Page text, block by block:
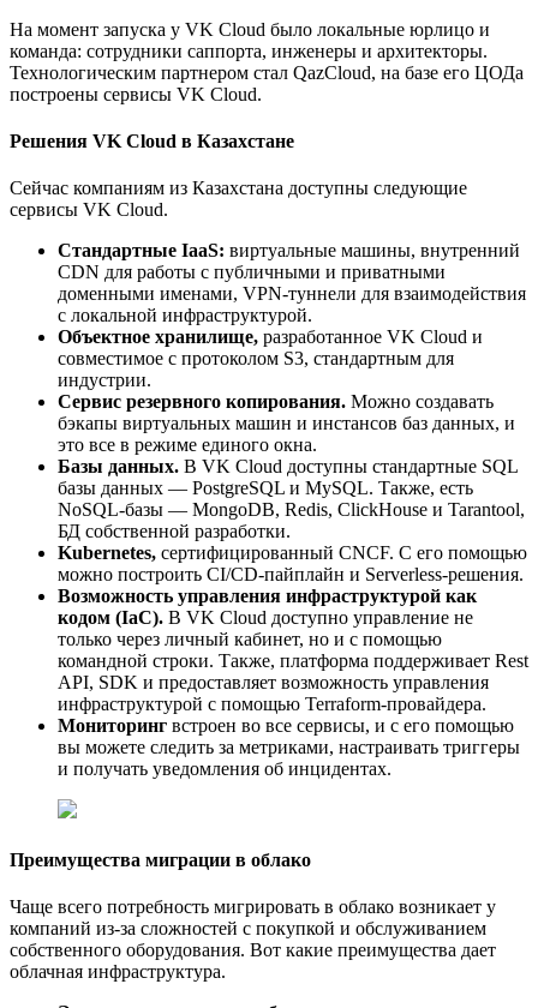
На момент запуска у VK Cloud было локальные юрлицо и
команда: сотрудники саппорта, инженеры и архитекторы.
Технологическим партнером стал QazCloud, на базе его ЦОДа
построены сервисы VK Cloud.
Решения VK Cloud в Казахстане
Сейчас компаниям из Казахстана доступны следующие
сервисы VK Cloud.
Стандартные IaaS: виртуальные машины, внутренний
CDN для работы с публичными и приватными
доменными именами, VPN-туннели для взаимодействия
с локальной инфраструктурой.
Объектное хранилище, разработанное VK Cloud и
совместимое с протоколом S3, стандартным для
индустрии.
Сервис резервного копирования. Можно создавать
бэкапы виртуальных машин и инстансов баз данных, и
это все в режиме единого окна.
Базы данных. В VK Cloud доступны стандартные SQL
базы данных — PostgreSQL и MySQL. Также, есть
NoSQL-базы — MongoDB, Redis, ClickHouse и Tarantool,
БД собственной разработки.
Kubernetes, сертифицированный CNCF. С его помощью
можно построить CI/CD-пайплайн и Serverless-решения.
Возможность управления инфраструктурой как
кодом (IaC). В VK Cloud доступно управление не
только через личный кабинет, но и с помощью
командной строки. Также, платформа поддерживает Rest
API, SDK и предоставляет возможность управления
инфраструктурой с помощью Terraform-провайдера.
Мониторинг встроен во все сервисы, и с его помощью
вы можете следить за метриками, настраивать триггеры
и получать уведомления об инцидентах.
Преимущества миграции в облако
Чаще всего потребность мигрировать в облако возникает у
компаний из-за сложностей с покупкой и обслуживанием
собственного оборудования. Вот какие преимущества дает
облачная инфраструктура.